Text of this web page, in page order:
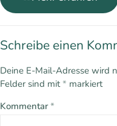
Schreibe einen
Deine E-Mail-Adresse wird
Felder sind mit * markiert
Kommentar *